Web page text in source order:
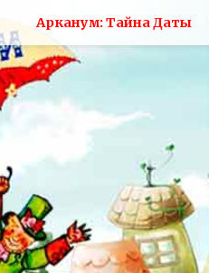
Арканум: Тайна Даты